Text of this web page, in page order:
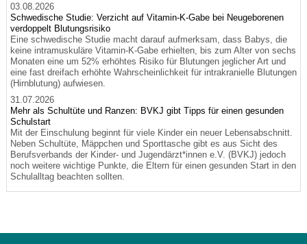
03.08.2026
Schwedische Studie: Verzicht auf Vitamin-K-Gabe bei Neugeborenen
verdoppelt Blutungsrisiko
Eine schwedische Studie macht darauf aufmerksam, dass Babys, die
keine intramuskuläre Vitamin-K-Gabe erhielten, bis zum Alter von sechs
Monaten eine um 52% erhöhtes Risiko für Blutungen jeglicher Art und
eine fast dreifach erhöhte Wahrscheinlichkeit für intrakranielle Blutungen
(Hirnblutung) aufwiesen.
31.07.2026
Mehr als Schultüte und Ranzen: BVKJ gibt Tipps für einen gesunden
Schulstart
Mit der Einschulung beginnt für viele Kinder ein neuer Lebensabschnitt.
Neben Schultüte, Mäppchen und Sporttasche gibt es aus Sicht des
Berufsverbands der Kinder- und Jugendärzt*innen e.V. (BVKJ) jedoch
noch weitere wichtige Punkte, die Eltern für einen gesunden Start in den
Schulalltag beachten sollten.